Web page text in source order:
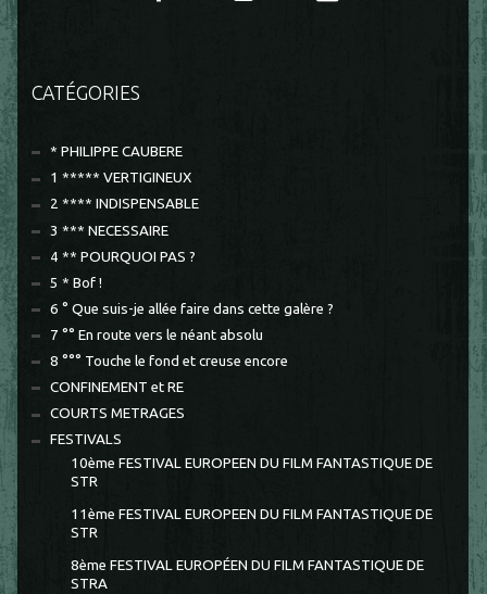
CATÉGORIES
* PHILIPPE CAUBERE
1 ***** VERTIGINEUX
2 **** INDISPENSABLE
3 *** NECESSAIRE
4 ** POURQUOI PAS ?
5 * Bof !
6 ° Que suis-je allée faire dans cette galère ?
7 °° En route vers le néant absolu
8 °°° Touche le fond et creuse encore
CONFINEMENT et RE
COURTS METRAGES
FESTIVALS
10ème FESTIVAL EUROPEEN DU FILM FANTASTIQUE DE
STR
11ème FESTIVAL EUROPEEN DU FILM FANTASTIQUE DE
STR
8ème FESTIVAL EUROPÉEN DU FILM FANTASTIQUE DE
STRA